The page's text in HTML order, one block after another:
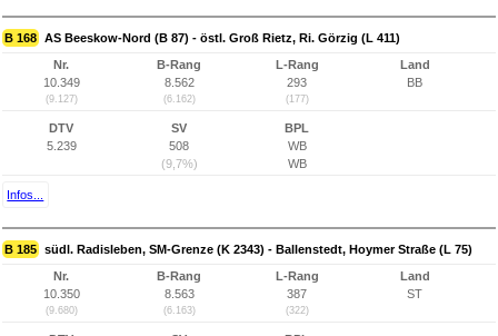
B 168 AS Beeskow-Nord (B 87) - östl. Groß Rietz, Ri. Görzig (L 411)
Nr.
10.349
(9.127)
B-Rang
8.562
(6.162)
L-Rang
293
(177)
Land
BB
DTV
5.239
SV
508
(9,7%)
BPL
WB
WB
Infos...
B 185 südl. Radisleben, SM-Grenze (K 2343) - Ballenstedt, Hoymer Straße (L 75)
Nr.
10.350
(9.680)
B-Rang
8.563
(6.163)
L-Rang
387
(322)
Land
ST